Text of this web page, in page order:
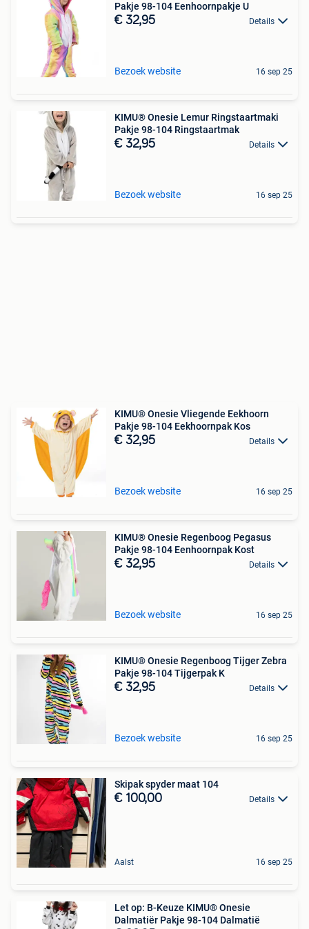
Pakje 98-104 Eenhoornpakje U
€ 32,95 Details
Bezoek website 16 sep 25
KIMU® Onesie Lemur Ringstaartmaki
Pakje 98-104 Ringstaartmak
€ 32,95 Details
Bezoek website 16 sep 25
KIMU® Onesie Vliegende Eekhoorn
Pakje 98-104 Eekhoornpak Kos
€ 32,95 Details
Bezoek website 16 sep 25
KIMU® Onesie Regenboog Pegasus
Pakje 98-104 Eenhoornpak Kost
€ 32,95 Details
Bezoek website 16 sep 25
KIMU® Onesie Regenboog Tijger Zebra
Pakje 98-104 Tijgerpak K
€ 32,95 Details
Bezoek website 16 sep 25
Skipak spyder maat 104
€ 100,00 Details
Aalst 16 sep 25
Let op: B-Keuze KIMU® Onesie
Dalmatiër Pakje 98-104 Dalmatië